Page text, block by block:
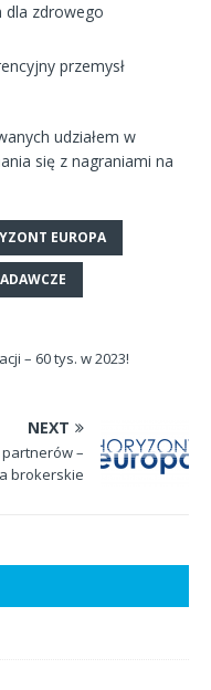
dla zdrowego
przemysł
udziałem w
się z nagraniami na
EUROPA
– 60 tys. w 2023!
NEXT
–
brokerskie